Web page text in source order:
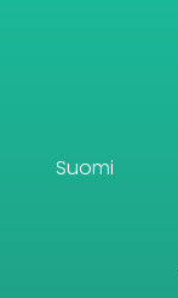
Suomi